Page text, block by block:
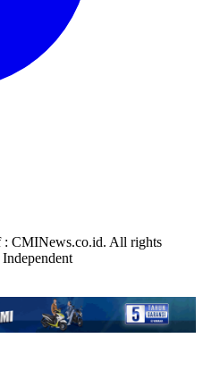
CMINews.co.id. All rights